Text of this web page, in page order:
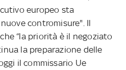
europeo sta
contromisure". Il
“la priorità è il negoziato
la preparazione delle
il commissario Ue